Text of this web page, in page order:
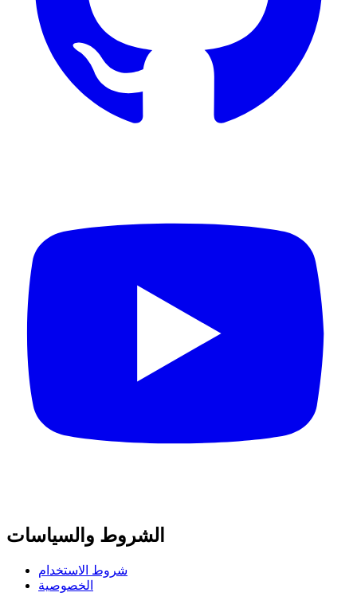
الشروط والسياسات
شروط الاستخدام
الخصوصية